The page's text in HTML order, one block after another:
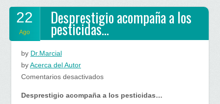
22
Ago
Desprestigio acompaña a los
pesticidas…
by Dr.Marcial
byAcerca del Autor
Comentarios desactivadosen
acompaña
Desprestigio acompaña a los pesticidas…